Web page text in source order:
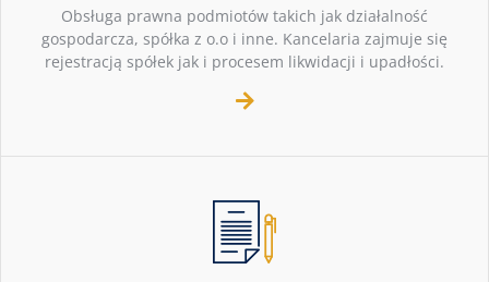
Obsługa prawna podmiotów takich jak działalność
gospodarcza, spółka z o.o i inne. Kancelaria zajmuje się
rejestracją spółek jak i procesem likwidacji i upadłości.